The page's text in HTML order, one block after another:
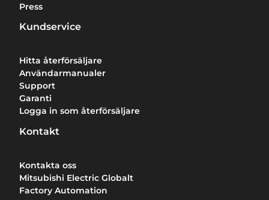
Press
Kundservice
Hitta återförsäljare
Användarmanualer
Support
Garanti
Logga in som återförsäljare
Kontakt
Kontakta oss
Mitsubishi Electric Globalt
Factory Automation